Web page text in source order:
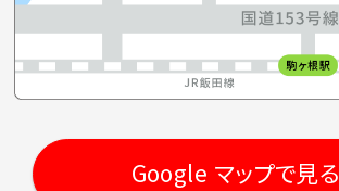
Google マップで見る